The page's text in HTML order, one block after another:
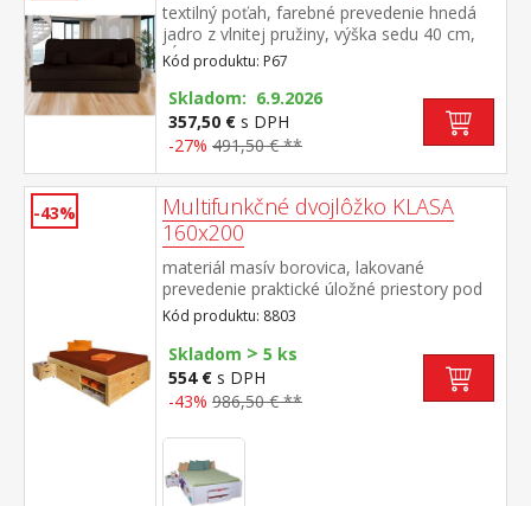
textilný poťah, farebné prevedenie hnedá
jadro z vlnitej pružiny, výška sedu 40 cm,
hĺbka sedu 55 cm, rozmer rozloženej 190 ×
120 cm rozkladacia s úložným priestorom,
rozkladanie KLIK-KLAK (postup uvedený v
návode na montáž) po zložení do polohy k
sedu upravte kryciu látku v zadnej časti tak,
aby zakryla rozkladací mechanizmus
Kód produktu: P67
Skladom: 6.9.2026
357,50 € s DPH
-27% 491,50 € **
-43%
Multifunkčné dvojlôžko KLASA
160x200
materiál masív borovica, lakované
prevedenie praktické úložné priestory pod
posteľou, výška sedu 44,5 cm 2 výsuvné
nočné stolíky a rošt (drevený latkový) sú v
cene, matrac nie je v cene odporúčaný
rozmer matraca 160 × 200 cm alebo 2 kusy
80 × 200 cm
Kód produktu: 8803
Skladom > 5 ks
554 € s DPH
-43% 986,50 € **